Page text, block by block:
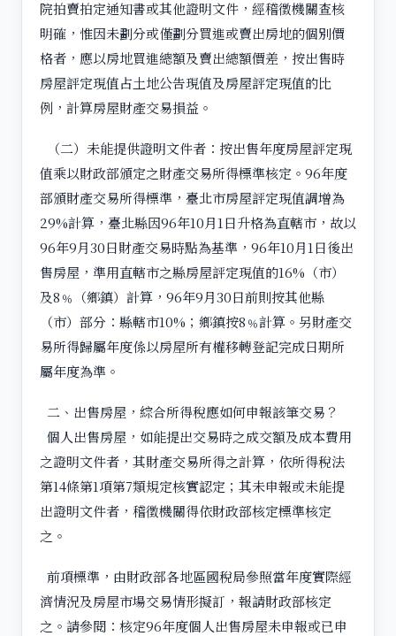
院拍賣拍定通知書或其他證明文件，經稽徵機關查核
明確，惟因未劃分或僅劃分買進或賣出房地的個別價
格者，應以房地買進總額及賣出總額價差，按出售時
房屋評定現值占土地公告現值及房屋評定現值的比
例，計算房屋財產交易損益。
（二）未能提供證明文件者：按出售年度房屋評定現
值乘以財政部頒定之財產交易所得標準核定。96年度
部頒財產交易所得標準，臺北市房屋評定現值調增為
29%計算，臺北縣因96年10月1日升格為直轄市，故以
96年9月30日財產交易時點為基準，96年10月1日後出
售房屋，準用直轄市之縣房屋評定現值的16%（市）
及8﹪（鄉鎮）計算，96年9月30日前則按其他縣
（市）部分：縣轄市10%；鄉鎮按8﹪計算。另財產交
易所得歸屬年度係以房屋所有權移轉登記完成日期所
屬年度為準。
二、出售房屋，綜合所得稅應如何申報該筆交易？
個人出售房屋，如能提出交易時之成交額及成本費用
之證明文件者，其財產交易所得之計算，依所得稅法
第14條第1項第7類規定核實認定；其未申報或未能提
出證明文件者，稽徵機關得依財政部核定標準核定
之。
前項標準，由財政部各地區國稅局參照當年度實際經
濟情況及房屋市場交易情形擬訂，報請財政部核定
之。請參閱：核定96年度個人出售房屋未申報或已申